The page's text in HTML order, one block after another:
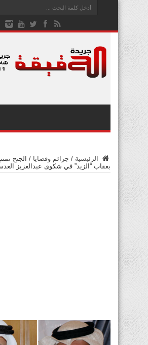
الرئيسية / جرائم وقضايا / الجنح
بعقاب “الزيد” في شكوى عبدالعزيز